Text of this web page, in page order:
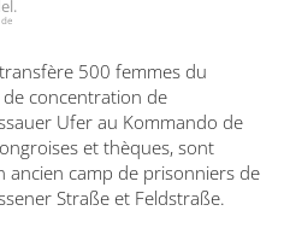
Français
500 femmes du
concentration de
Ufer au Kommando de
et thèques, sont
ancien camp de prisonniers de
Straße et Feldstraße.